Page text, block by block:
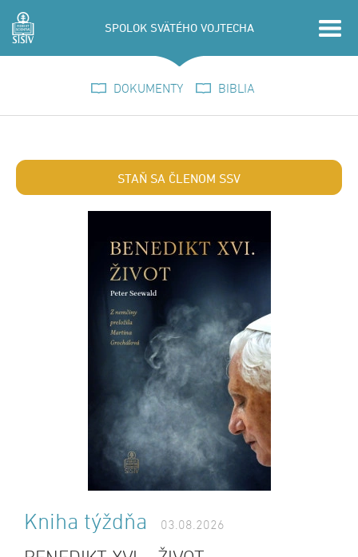
SPOLOK SVÄTÉHO VOJTECHA
DOKUMENTY BIBLIA
STAŇ SA ČLENOM SSV
Kniha týždňa 03.08.2026